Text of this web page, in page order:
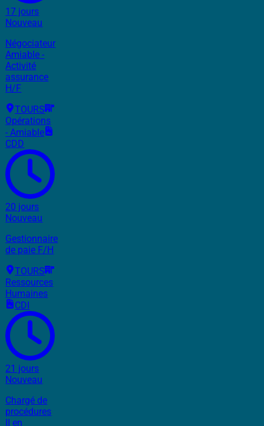
17 jours
Nouveau
Négociateur
Amiable -
Activité
assurance
H/F
TOURS
Opérations
- Amiable
CDD
20 jours
Nouveau
Gestionnaire
de paie F/H
TOURS
Ressources
Humaines
CDI
21 jours
Nouveau
Chargé de
procédures
II en